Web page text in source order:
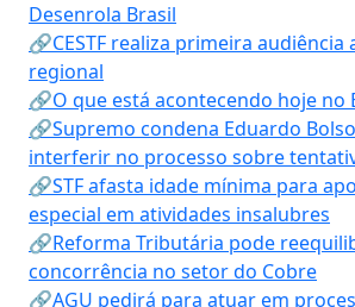
Desenrola Brasil
🔗CESTF realiza primeira audiência
regional
🔗O que está acontecendo hoje no
🔗Supremo condena Eduardo
interferir no processo sobre
🔗STF afasta idade mínima para
especial em atividades insalubres
🔗Reforma Tributária pode
concorrência no setor do Cobre
🔗AGU pedirá para atuar em